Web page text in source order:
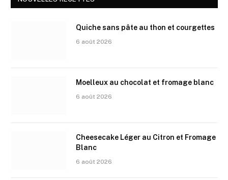
Quiche sans pâte au thon et courgettes
6 août 2026
Moelleux au chocolat et fromage blanc
6 août 2026
Cheesecake Léger au Citron et Fromage
Blanc
6 août 2026